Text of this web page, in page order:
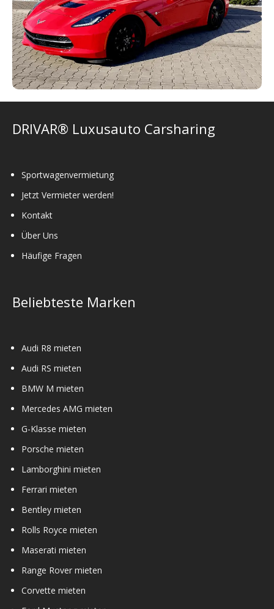
DRIVAR® Luxusauto Carsharing
Sportwagenvermietung
Jetzt Vermieter werden!
Kontakt
Über Uns
Häufige Fragen
Beliebteste Marken
Audi R8 mieten
Audi RS mieten
BMW M mieten
Mercedes AMG mieten
G-Klasse mieten
Porsche mieten
Lamborghini mieten
Ferrari mieten
Bentley mieten
Rolls Royce mieten
Maserati mieten
Range Rover mieten
Corvette mieten